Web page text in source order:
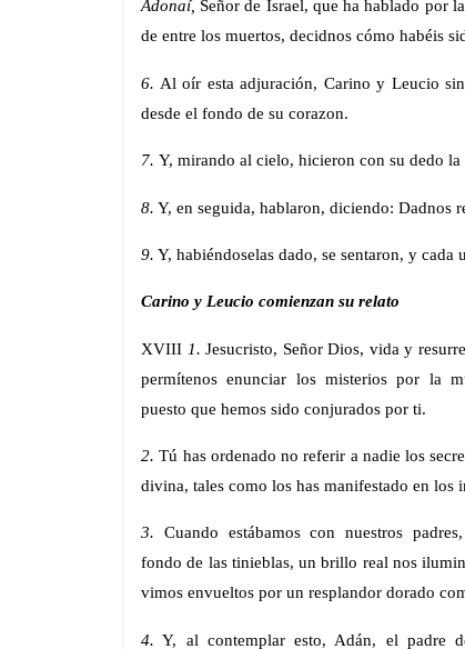
Adonaí, Señor de Israel, que ha hablado por
de entre los muertos, decidnos cómo habéis
6. Al oír esta adjuración, Carino y Leucio
desde el fondo de su corazon.
7. Y, mirando al cielo, hicieron con su dedo la
8. Y, en seguida, hablaron, diciendo: Dadnos
9. Y, habiéndoselas dado, se sentaron, y
Carino y Leucio comienzan su relato
XVIII 1. Jesucristo, Señor Dios, vida y
permítenos enunciar los misterios por la
puesto que hemos sido conjurados por ti.
2. Tú has ordenado no referir a nadie los
divina, tales como los has manifestado en los
3. Cuando estábamos con nuestros
fondo de las tinieblas, un brillo real nos
vimos envueltos por un resplandor dorado
4. Y, al contemplar esto, Adán, el padre